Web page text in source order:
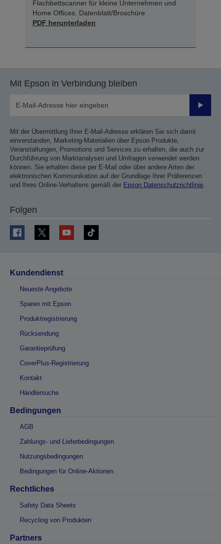
Flachbettscanner für kleine Unternehmen und
Home Offices. Datenblatt/Broschüre
PDF herunterladen
Mit Epson in Verbindung bleiben
Mit der Übermittlung Ihrer E-Mail-Adresse erklären Sie sich damit
einverstanden, Marketing-Materialien über Epson Produkte,
Veranstaltungen, Promotions und Services zu erhalten, die auch zur
Durchführung von Marktanalysen und Umfragen verwendet werden
können. Sie erhalten diese per E-Mail oder über andere Arten der
elektronischen Kommunikation auf der Grundlage Ihrer Präferenzen
und Ihres Online-Verhaltens gemäß der Epson Datenschutzrichtlinie.
Folgen
Kundendienst
Neueste Angebote
Sparen mit Epson
Produktregistrierung
Rücksendung
Garantieprüfung
CoverPlus-Registrierung
Kontakt
Händlersuche
Bedingungen
AGB
Zahlungs- und Lieferbedingungen
Nutzungsbedingungen
Bedingungen für Online-Aktionen
Rechtliches
Safety Data Sheets
Recycling von Produkten
Partners